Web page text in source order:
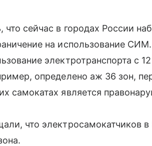
что сейчас в городах России
на использование
электротранспорта с
определено аж 36 зон,
самокатах является
что электросамокатчиков в